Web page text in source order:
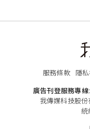
服務條款 隱
廣告刊登服務專線:
我傳媒科技股份